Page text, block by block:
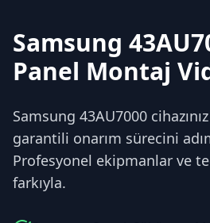
Samsung
Panel Montaj
Samsung 43AU7000
garantili onarım sürecini
Profesyonel ekipmanlar ve
farkıyla.